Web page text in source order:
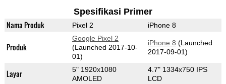
Spesifikasi Primer
Nama Produk Pixel 2 iPhone 8
Produk
Google Pixel 2
(Launched 2017-10-
01)
iPhone 8 (Launched
2017-09-01)
Layar
5" 1920x1080
AMOLED
4.7" 1334x750 IPS
LCD